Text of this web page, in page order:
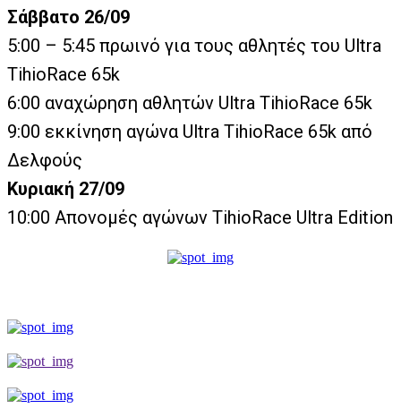
Σάββατο 26/09
5:00 – 5:45 πρωινό για τους αθλητές του Ultra
TihioRace 65k
6:00 αναχώρηση αθλητών Ultra TihioRace 65k
9:00 εκκίνηση αγώνα Ultra TihioRace 65k από
Δελφούς
Κυριακή 27/09
10:00 Απονομές αγώνων TihioRace Ultra Edition